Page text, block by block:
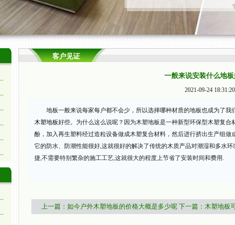
客户见证
一般来说安装什么地
2021-09-24 18:31:20
地板一般来说每家每户都不会少，所以选择哪种材质的地板也成为了我
木塑地板好些。为什么这么说呢？因为木塑地板是一种新型环保型木塑复
酚，加入再生塑料经过造粒设备做成木塑复合材料，然后进行挤出生产组
它的防水、防潮性能很好,这就很好的解决了传统的木质产品对潮湿和多水
捷,不需要特别繁杂的施工工艺,这就很大的程度上节省了安装时间和费用.
上一篇：如今户外木塑地板的价格大概是多少呢 下一篇：木塑地板